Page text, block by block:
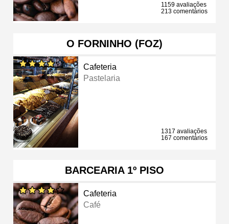
1159 avaliações
213 comentários
O FORNINHO (FOZ)
Cafeteria
Pastelaria
1317 avaliações
167 comentários
BARCEARIA 1º PISO
Cafeteria
Café